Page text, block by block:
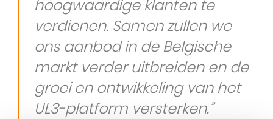
hoogwaardige klanten te
verdienen. Samen zullen we
ons aanbod in de Belgische
markt verder uitbreiden en de
groei en ontwikkeling van het
UL3-platform versterken.”